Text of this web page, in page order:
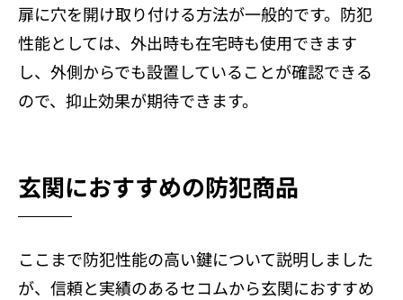
扉に穴を開け取り付ける方法が一般的です。防犯
性能としては、外出時も在宅時も使用できます
し、外側からでも設置していることが確認できる
ので、抑止効果が期待できます。
玄関におすすめの防犯商品
ここまで防犯性能の高い鍵について説明しました
が、信頼と実績のあるセコムから玄関におすすめ